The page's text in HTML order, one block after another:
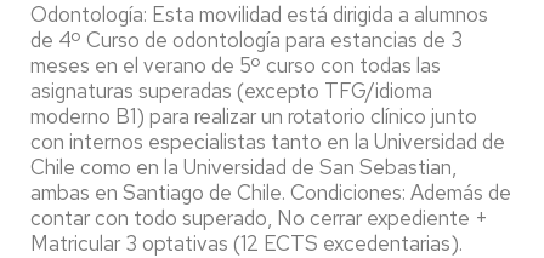
Odontología: Esta movilidad está dirigida a alumnos
de 4º Curso de odontología para estancias de 3
meses en el verano de 5º curso con todas las
asignaturas superadas (excepto TFG/idioma
moderno B1) para realizar un rotatorio clínico junto
con internos especialistas tanto en la Universidad de
Chile como en la Universidad de San Sebastian,
ambas en Santiago de Chile. Condiciones: Además de
contar con todo superado, No cerrar expediente +
Matricular 3 optativas (12 ECTS excedentarias).